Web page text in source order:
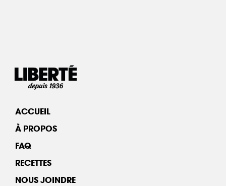
ACCUEIL
À PROPOS
FAQ
RECETTES
NOUS JOINDRE